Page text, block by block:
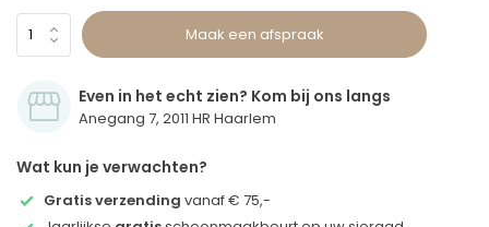
Maak een afspraak
Even in het echt zien? Kom bij ons langs
Anegang 7, 2011 HR Haarlem
Wat kun je verwachten?
Gratis verzending vanaf € 75,-